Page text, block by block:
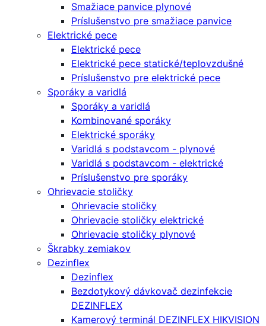
Smažiace panvice plynové
Príslušenstvo pre smažiace panvice
Elektrické pece
Elektrické pece
Elektrické pece statické/teplovzdušné
Príslušenstvo pre elektrické pece
Sporáky a varidlá
Sporáky a varidlá
Kombinované sporáky
Elektrické sporáky
Varidlá s podstavcom - plynové
Varidlá s podstavcom - elektrické
Príslušenstvo pre sporáky
Ohrievacie stoličky
Ohrievacie stoličky
Ohrievacie stoličky elektrické
Ohrievacie stoličky plynové
Škrabky zemiakov
Dezinflex
Dezinflex
Bezdotykový dávkovač dezinfekcie
DEZINFLEX
Kamerový terminál DEZINFLEX HIKVISION